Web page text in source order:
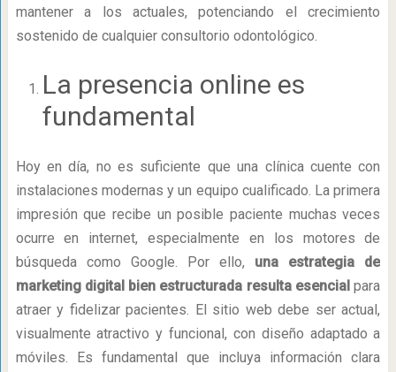
mantener a los actuales, potenciando el crecimiento
sostenido de cualquier consultorio odontológico.
La presencia online es
fundamental
Hoy en día, no es suficiente que una clínica cuente con
instalaciones modernas y un equipo cualificado. La primera
impresión que recibe un posible paciente muchas veces
ocurre en internet, especialmente en los motores de
búsqueda como Google. Por ello, una estrategia de
marketing digital bien estructurada resulta esencial para
atraer y fidelizar pacientes. El sitio web debe ser actual,
visualmente atractivo y funcional, con diseño adaptado a
móviles. Es fundamental que incluya información clara